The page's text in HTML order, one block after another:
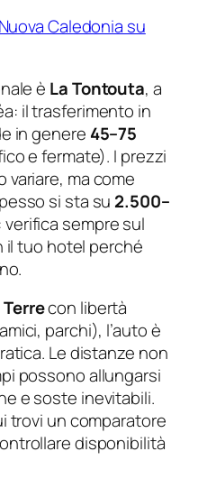
Caledonia su
è La Tontouta, a
il trasferimento in
in genere 45–75
e fermate). I prezzi
ma come
si sta su 2.500–
sempre sul
il tuo hotel perché
con libertà
parchi), l’auto è
Le distanze non
possono allungarsi
e soste inevitabili.
trovi un comparatore
disponibilità